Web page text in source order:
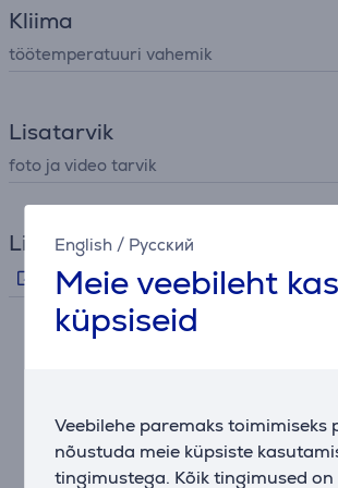
English / Русский
Meie veebileht
küpsiseid
Veebilehe paremaks toimimiseks
nõustuda meie küpsiste
tingimustega. Kõik tingimused
Kliima
töötemperatuuri vahemik
Lisatarvik
foto ja video tarvik
Lingid
Tootjapoolne video
Filmige sujuvat, stabiilset
Kohandage Osmo Pocket 3
stseeni tempo vajadustele, et jälgida